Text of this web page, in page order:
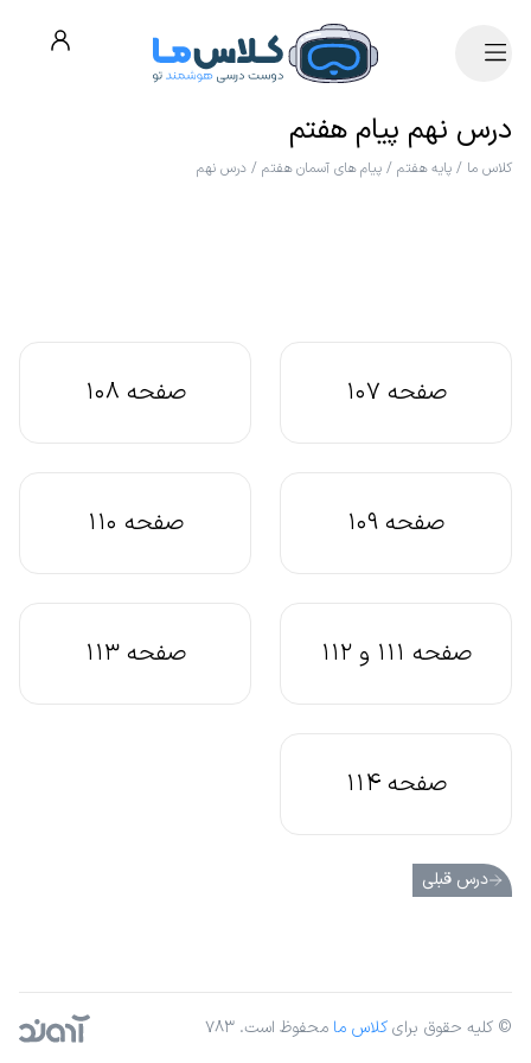
درس نهم پیام هفتم
کلاس ما / پایه هفتم / پیام های آسمان هفتم / درس نهم
صفحه 107 صفحه 108
صفحه 109 صفحه 110
صفحه 111 و 112 صفحه 113
صفحه 114
درس قبلی
© کلیه حقوق برایکلاس ما محفوظ است. ۷۸۳